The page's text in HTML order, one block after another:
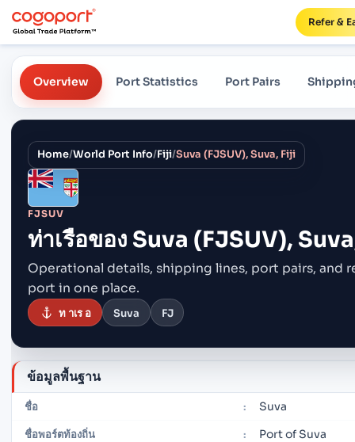
Refer &
Overview Port Statistics Port Pairs
Home/World Port Info/Fiji/Suva (FJSUV), Suva, Fiji
FJSUV
ท่าเรือของ Suva (FJSUV),
Operational details, shipping lines, port pairs, and
port in one place.
ท าเร อ Suva FJ
ข้อมูลพื้นฐาน
ชื่อ : Suva
ชื่อพอร์ตท้องถิ่น : Port of Suva